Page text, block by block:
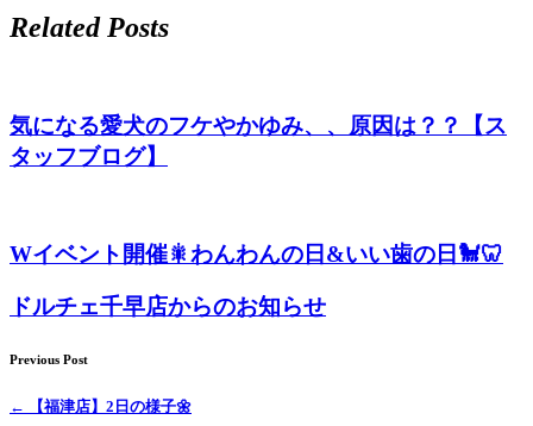
ン・
ッ
ホ
テ
ル
Related Posts
気になる愛犬のフケやかゆみ、、原因は？？【ス
タッフブログ】
Wイベント開催🎇わんわんの日&いい歯の日🐩🦷
ドルチェ千早店からのお知らせ
Previous Post
← 【福津店】2日の様子🌼